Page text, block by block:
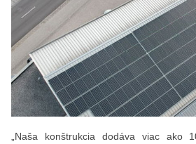
„Naša konštrukcia dodáva viac ako